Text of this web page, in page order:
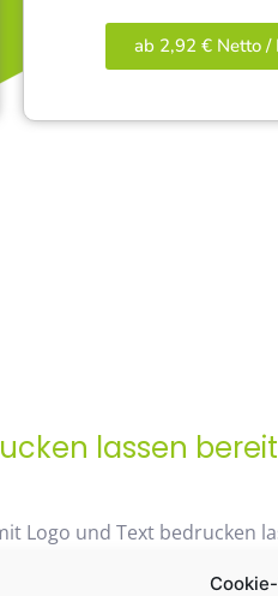
ab 2,92 € Netto /
lassen
Logo und Text bedrucken